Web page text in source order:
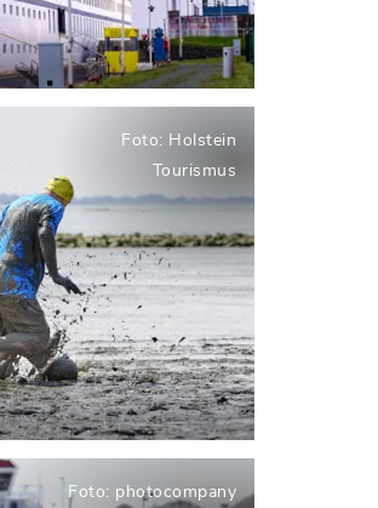
Foto: Holstein
Tourismus
Foto: photocompany